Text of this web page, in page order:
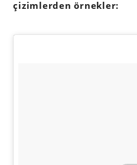
çizimlerden örnekler: